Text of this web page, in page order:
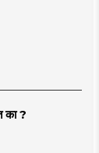
का ?